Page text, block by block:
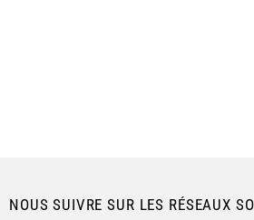
NOUS SUIVRE SUR LES RÉSEAUX